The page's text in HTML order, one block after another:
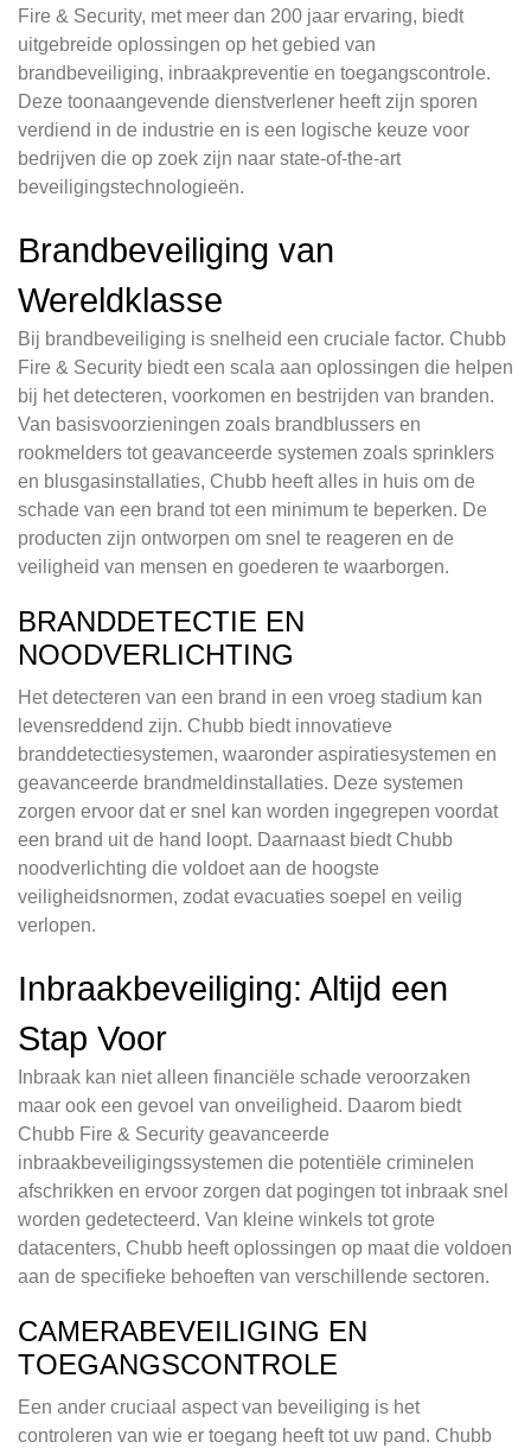
Fire & Security, met meer dan 200 jaar ervaring, biedt
uitgebreide oplossingen op het gebied van
brandbeveiliging, inbraakpreventie en toegangscontrole.
Deze toonaangevende dienstverlener heeft zijn sporen
verdiend in de industrie en is een logische keuze voor
bedrijven die op zoek zijn naar state-of-the-art
beveiligingstechnologieën.
Brandbeveiliging van
Wereldklasse
Bij brandbeveiliging is snelheid een cruciale factor. Chubb
Fire & Security biedt een scala aan oplossingen die helpen
bij het detecteren, voorkomen en bestrijden van branden.
Van basisvoorzieningen zoals brandblussers en
rookmelders tot geavanceerde systemen zoals sprinklers
en blusgasinstallaties, Chubb heeft alles in huis om de
schade van een brand tot een minimum te beperken. De
producten zijn ontworpen om snel te reageren en de
veiligheid van mensen en goederen te waarborgen.
BRANDDETECTIE EN
NOODVERLICHTING
Het detecteren van een brand in een vroeg stadium kan
levensreddend zijn. Chubb biedt innovatieve
branddetectiesystemen, waaronder aspiratiesystemen en
geavanceerde brandmeldinstallaties. Deze systemen
zorgen ervoor dat er snel kan worden ingegrepen voordat
een brand uit de hand loopt. Daarnaast biedt Chubb
noodverlichting die voldoet aan de hoogste
veiligheidsnormen, zodat evacuaties soepel en veilig
verlopen.
Inbraakbeveiliging: Altijd een
Stap Voor
Inbraak kan niet alleen financiële schade veroorzaken
maar ook een gevoel van onveiligheid. Daarom biedt
Chubb Fire & Security geavanceerde
inbraakbeveiligingssystemen die potentiële criminelen
afschrikken en ervoor zorgen dat pogingen tot inbraak snel
worden gedetecteerd. Van kleine winkels tot grote
datacenters, Chubb heeft oplossingen op maat die voldoen
aan de specifieke behoeften van verschillende sectoren.
CAMERABEVEILIGING EN
TOEGANGSCONTROLE
Een ander cruciaal aspect van beveiliging is het
controleren van wie er toegang heeft tot uw pand. Chubb